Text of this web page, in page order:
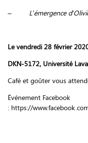
– L’émergence
Le vendredi 28 février
DKN-5172, Université
Café et goûter vous
Événement Facebook
: https://